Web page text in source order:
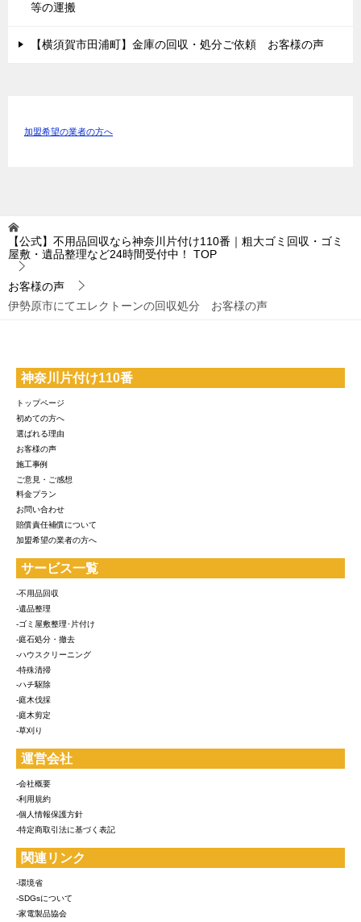
等の運搬
【横須賀市田浦町】金庫の回収・処分ご依頼 お客様の声
加盟希望の業者の方へ
【公式】不用品回収なら神奈川片付け110番｜粗大ゴミ回収・ゴミ
屋敷・遺品整理など24時間受付中！
TOP
お客様の声
伊勢原市にてエレクトーンの回収処分 お客様の声
神奈川片付け110番
トップページ
初めての方へ
選ばれる理由
お客様の声
施工事例
ご意見・ご感想
料金プラン
お問い合わせ
賠償責任補償について
加盟希望の業者の方へ
サービス一覧
-不用品回収
-遺品整理
-ゴミ屋敷整理･片付け
-庭石処分・撤去
-ハウスクリーニング
-特殊清掃
-ハチ駆除
-庭木伐採
-庭木剪定
-草刈り
運営会社
-会社概要
-利用規約
-個人情報保護方針
-特定商取引法に基づく表記
関連リンク
-環境省
-SDGsについて
-家電製品協会